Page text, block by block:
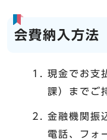
会費納入方法
現金でお支
課）までご
金融機関振
電話、フォ